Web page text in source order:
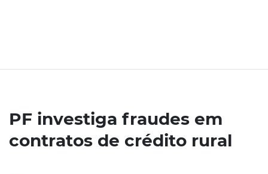
PF investiga fraudes em
contratos de crédito rural